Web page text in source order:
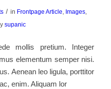
/ in Frontpage Article Images,
supanic
mollis pretium. Integer
elementum semper nisi.
Aenean leo ligula, porttitor
enim. Aliquam lor